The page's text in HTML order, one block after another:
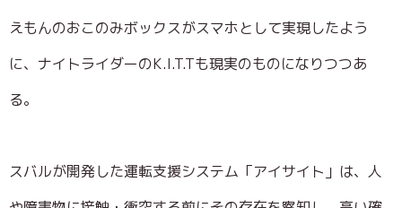
えもんのおこのみボックスがスマホとして実現したよう
に、ナイトライダーのK.I.T.Tも現実のものになりつつあ
る。
スバルが開発した運転支援システム「アイサイト」は、人